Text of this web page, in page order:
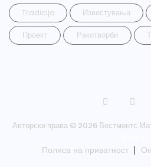
Tradicija
Известувања
Проект
Ракотворби
Авторски права © 2026 Вестментс
Полиса на приватност